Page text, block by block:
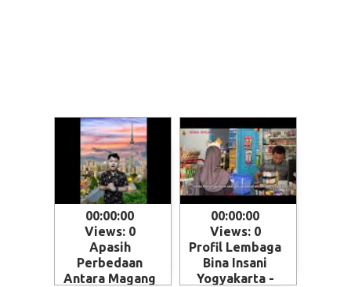
00:00:00
Views: 0
Apasih
Perbedaan
Antara Magang
00:00:00
Views: 0
Profil Lembaga
Bina Insani
Yogyakarta -